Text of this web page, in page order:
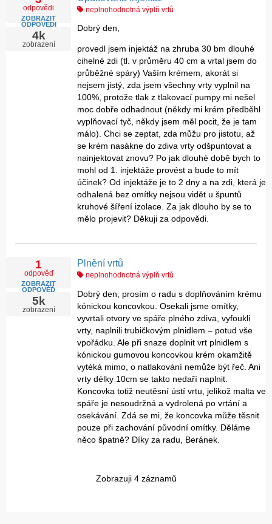
odpovědi
ZOBRAZIT
ODPOVĚDI
4k
zobrazení
neplnohodnotná výplň vrtů
Dobrý den,
provedl jsem injektáž na zhruba 30 bm dlouhé
cihelné zdi (tl. v průměru 40 cm a vrtal jsem do
průběžné spáry) Vaším krémem, akorát si
nejsem jistý, zda jsem všechny vrty vyplnil na
100%, protože tlak z tlakovací pumpy mi nešel
moc dobře odhadnout (někdy mi krém předběhl
vyplňovací tyč, někdy jsem měl pocit, že je tam
málo). Chci se zeptat, zda můžu pro jistotu, až
se krém nasákne do zdiva vrty odšpuntovat a
nainjektovat znovu? Po jak dlouhé době bych to
mohl od 1. injektáže provést a bude to mít
účinek? Od injektáže je to 2 dny a na zdi, která je
odhalená bez omítky nejsou vidět u špuntů
kruhové šíření izolace. Za jak dlouho by se to
mělo projevit? Děkuji za odpovědi.
1
odpověď
ZOBRAZIT
ODPOVĚĎ
5k
zobrazení
Plnění vrtů
neplnohodnotná výplň vrtů
Dobrý den, prosím o radu s doplňováním krému
kónickou koncovkou. Osekali jsme omítky,
vyvrtali otvory ve spáře plného zdiva, vyfoukli
vrty, naplnili trubičkovým plnidlem – potud vše
vpořádku. Ale při snaze doplnit vrt plnidlem s
kónickou gumovou koncovkou krém okamžitě
vytéká mimo, o natlakování nemůže být řeč. Ani
vrty délky 10cm se takto nedaří naplnit.
Koncovka totiž neutěsní ústí vrtu, jelikož malta ve
spáře je nesoudržná a vydrolená po vrtání a
osekávání. Zdá se mi, že koncovka může těsnit
pouze při zachování původní omítky. Děláme
něco špatně? Díky za radu, Beránek.
Zobrazuji 4 záznamů